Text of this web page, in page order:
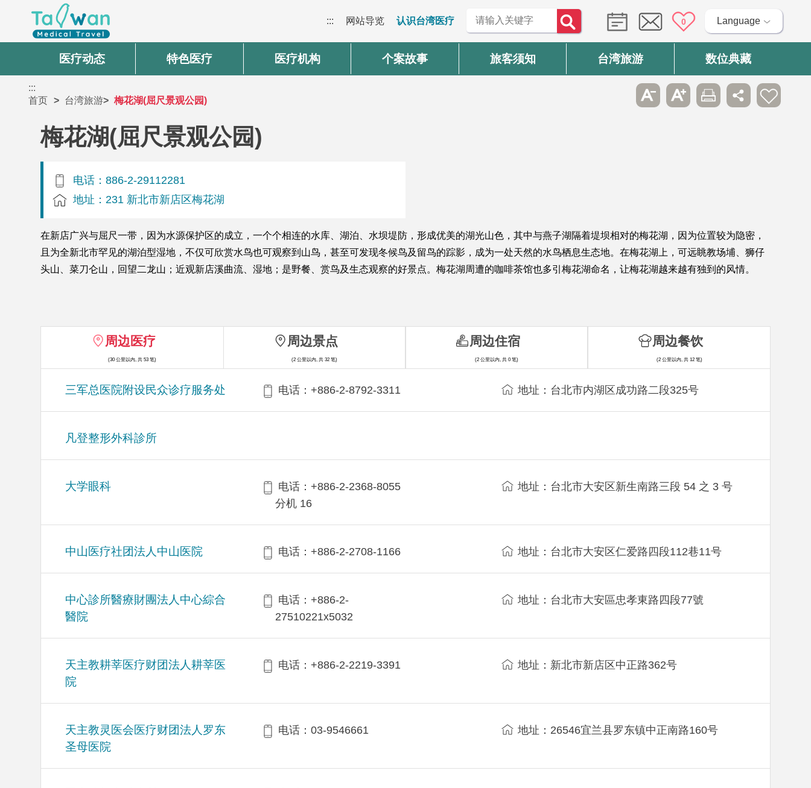
::: 网站导览 认识台湾医疗 0 Language
医疗动态 特色医疗 医疗机构 个案故事 旅客须知 台湾旅游 数位典藏
:::
首页
台湾旅游 梅花湖(屈尺景观公园)
梅花湖(屈尺景观公园)
电话：886-2-29112281
地址：231 新北市新店区梅花湖
在新店广兴与屈尺一带，因为水源保护区的成立，一个个相连的水库、湖泊、水坝堤防，形成优美的湖光山色，其中与燕子湖隔着堤坝相对的梅花湖，因为位置较为隐密，
且为全新北市罕见的湖泊型湿地，不仅可欣赏水鸟也可观察到山鸟，甚至可发现冬候鸟及留鸟的踪影，成为一处天然的水鸟栖息生态地。在梅花湖上，可远眺教场埔、狮仔
头山、菜刀仑山，回望二龙山；近观新店溪曲流、湿地；是野餐、赏鸟及生态观察的好景点。梅花湖周遭的咖啡茶馆也多引梅花湖命名，让梅花湖越来越有独到的风情。
周边医疗
(30 公里以内, 共 53 笔)
三军总医院附设民众诊疗服务处 电话：+886-2-8792-3311 地址：台北市内湖区成功路二段325号
凡登整形外科診所
大学眼科
电话：+886-2-2368-8055
分机 16
地址：台北市大安区新生南路三段 54 之 3 号
中山医疗社团法人中山医院 电话：+886-2-2708-1166 地址：台北市大安区仁爱路四段112巷11号
中心診所醫療財團法人中心綜合
醫院
电话：+886-2-
27510221x5032
地址：台北市大安區忠孝東路四段77號
天主教耕莘医疗财团法人耕莘医
院
电话：+886-2-2219-3391 地址：新北市新店区中正路362号
天主教灵医会医疗财团法人罗东
圣母医院
电话：03-9546661 地址：26546宜兰县罗东镇中正南路160号
周边景点
(2 公里以内, 共 32 笔)
周边住宿
(2 公里以内, 共 0 笔)
周边餐饮
(2 公里以内, 共 12 笔)